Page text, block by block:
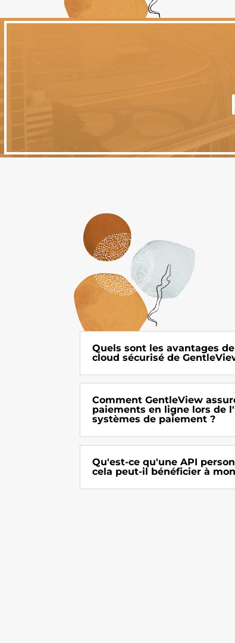
Quels sont les avantages
cloud sécurisé de
Comment GentleView
paiements en ligne lors de
systèmes de paiement ?
Qu'est-ce qu'une API
cela peut-il bénéficier à